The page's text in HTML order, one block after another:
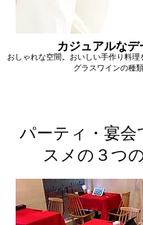
カジュアルなデ
おしゃれな空間。おいしい手作り料理
グラスワインの種
パーティ・宴会
スメの３つ